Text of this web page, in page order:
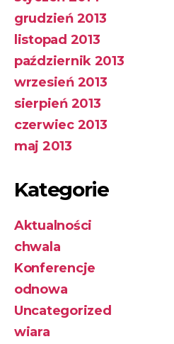
grudzień 2013
listopad 2013
październik 2013
wrzesień 2013
sierpień 2013
czerwiec 2013
maj 2013
Kategorie
Aktualności
chwala
Konferencje
odnowa
Uncategorized
wiara